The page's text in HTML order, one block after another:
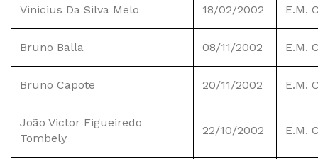
Vinicius Da Silva Melo 18/02/2002 E.M.
Bruno Balla 08/11/2002 E.M.
Bruno Capote 20/11/2002 E.M.
João Victor Figueiredo
Tombely
22/10/2002 E.M.